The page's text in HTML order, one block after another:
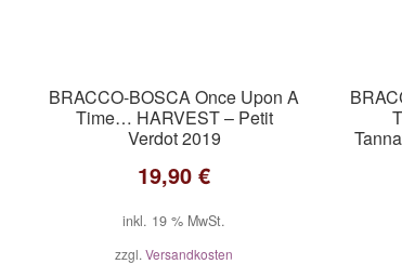
BRACCO-BOSCA Once Upon A
Time… HARVEST – Petit
Verdot 2019
19,90€
inkl. 19 % MwSt.
zzgl.Versandkosten